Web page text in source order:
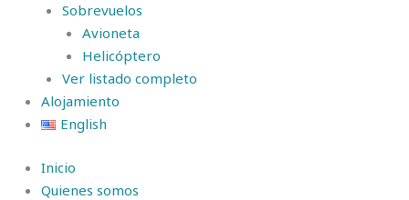
Sobrevuelos
Avioneta
Helicóptero
Ver listado completo
Alojamiento
English
Inicio
Quienes somos